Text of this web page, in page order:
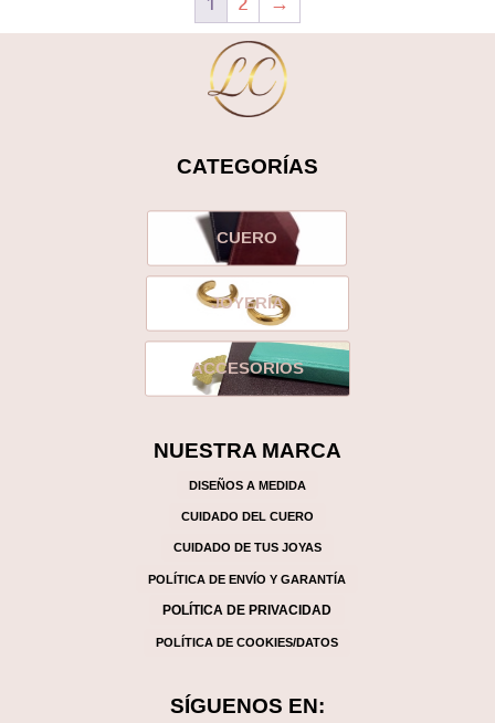
CATEGORÍAS
CUERO
JOYERÍA
ACCESORIOS
NUESTRA MARCA
DISEÑOS A MEDIDA
CUIDADO DEL CUERO
CUIDADO DE TUS JOYAS
POLÍTICA DE ENVÍO Y GARANTÍA
POLÍTICA DE PRIVACIDAD
POLÍTICA DE COOKIES/DATOS
SÍGUENOS EN: